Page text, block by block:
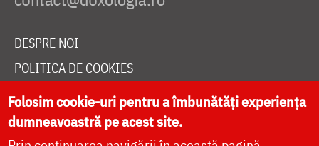
DESPRE NOI
POLITICA DE COOKIES
DONEAZĂ ONLINE PENTRU CATEDRALA NAȚIONALĂ
Folosim cookie-uri pentru a îmbunătăți experiența
dumneavoastră pe acest site.